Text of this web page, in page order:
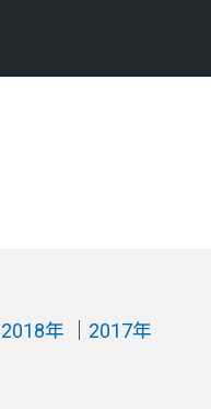
2018年 2017年